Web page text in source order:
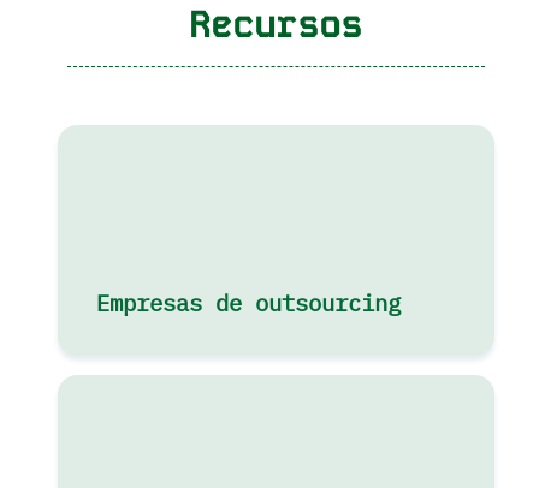
Recursos
Empresas de outsourcing